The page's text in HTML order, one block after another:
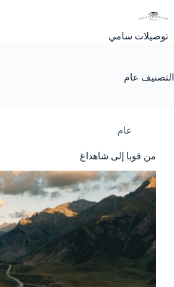
إلى
توصيلات سامي
التصنيف عام
عام
من قوبا إلى شاهداغ